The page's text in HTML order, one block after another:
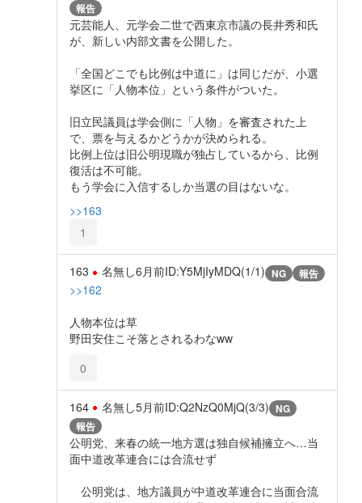
報告
元芸能人、元学会二世で西東京市議の長井秀和氏
が、新しい内部文書を公開した。
「全国どこでも比例は中道に」は同じだが、小選
挙区に「人物本位」という条件がついた。
旧立民議員は学会側に「人物」を審査された上
で、票を与えるかどうかが決められる。
比例上位は旧公明現職が独占しているから、比例
復活は不可能。
もう学会に入信するしか当選の目はないな。
>>163
1
163 名無し6月前ID:Y5MjIyMDQ(1/1) NG 報告
>>162
人物本位は草
野田安住こそ落とされるわなww
0
164 名無し5月前ID:Q2NzQ0MjQ(3/3) NG
報告
公明党、来春の統一地方選は独自候補擁立へ…当
面中道改革連合には合流せず
公明党は、地方議員が中道改革連合に当面合流